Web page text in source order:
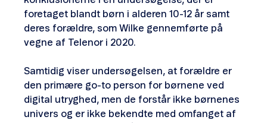
foretaget blandt børn i alderen 10-12 år samt
deres forældre, som Wilke gennemførte på
vegne af Telenor i 2020.
Samtidig viser undersøgelsen, at forældre er
den primære go-to person for børnene ved
digital utryghed, men de forstår ikke børnenes
univers og er ikke bekendte med omfanget af